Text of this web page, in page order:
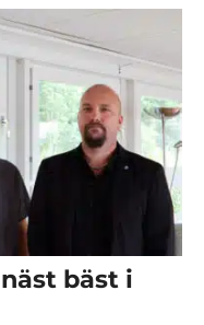
bäst i